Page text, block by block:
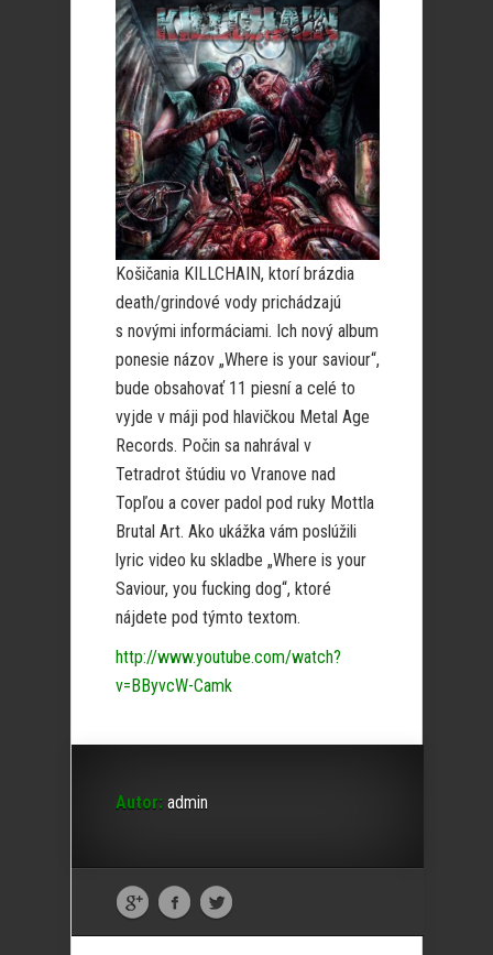
Košičania KILLCHAIN, ktorí brázdia
death/grindové vody prichádzajú
s novými informáciami. Ich nový album
ponesie názov „Where is your saviour“,
bude obsahovať 11 piesní a celé to
vyjde v máji pod hlavičkou Metal Age
Records. Počin sa nahrával v
Tetradrot štúdiu vo Vranove nad
Topľou a cover padol pod ruky Mottla
Brutal Art. Ako ukážka vám poslúžili
lyric video ku skladbe „Where is your
Saviour, you fucking dog“, ktoré
nájdete pod týmto textom.
http://www.youtube.com/watch?
v=BByvcW-Camk
Autor: admin